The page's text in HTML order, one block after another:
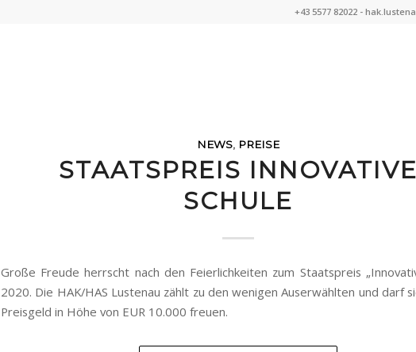
+43 5577 82022 -
NEWS, PREISE
STAATSPREIS INNOVATIVE
SCHULE
Große Freude herrscht nach den Feierlichkeiten zum Staatspreis
2020. Die HAK/HAS Lustenau zählt zu den wenigen Auserwählten und darf
Preisgeld in Höhe von EUR 10.000 freuen.